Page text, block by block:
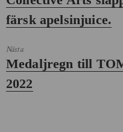
inlägg:
färsk apelsinjuice.
Nästa
Nästa
inlägg:
Medaljregn till
2022